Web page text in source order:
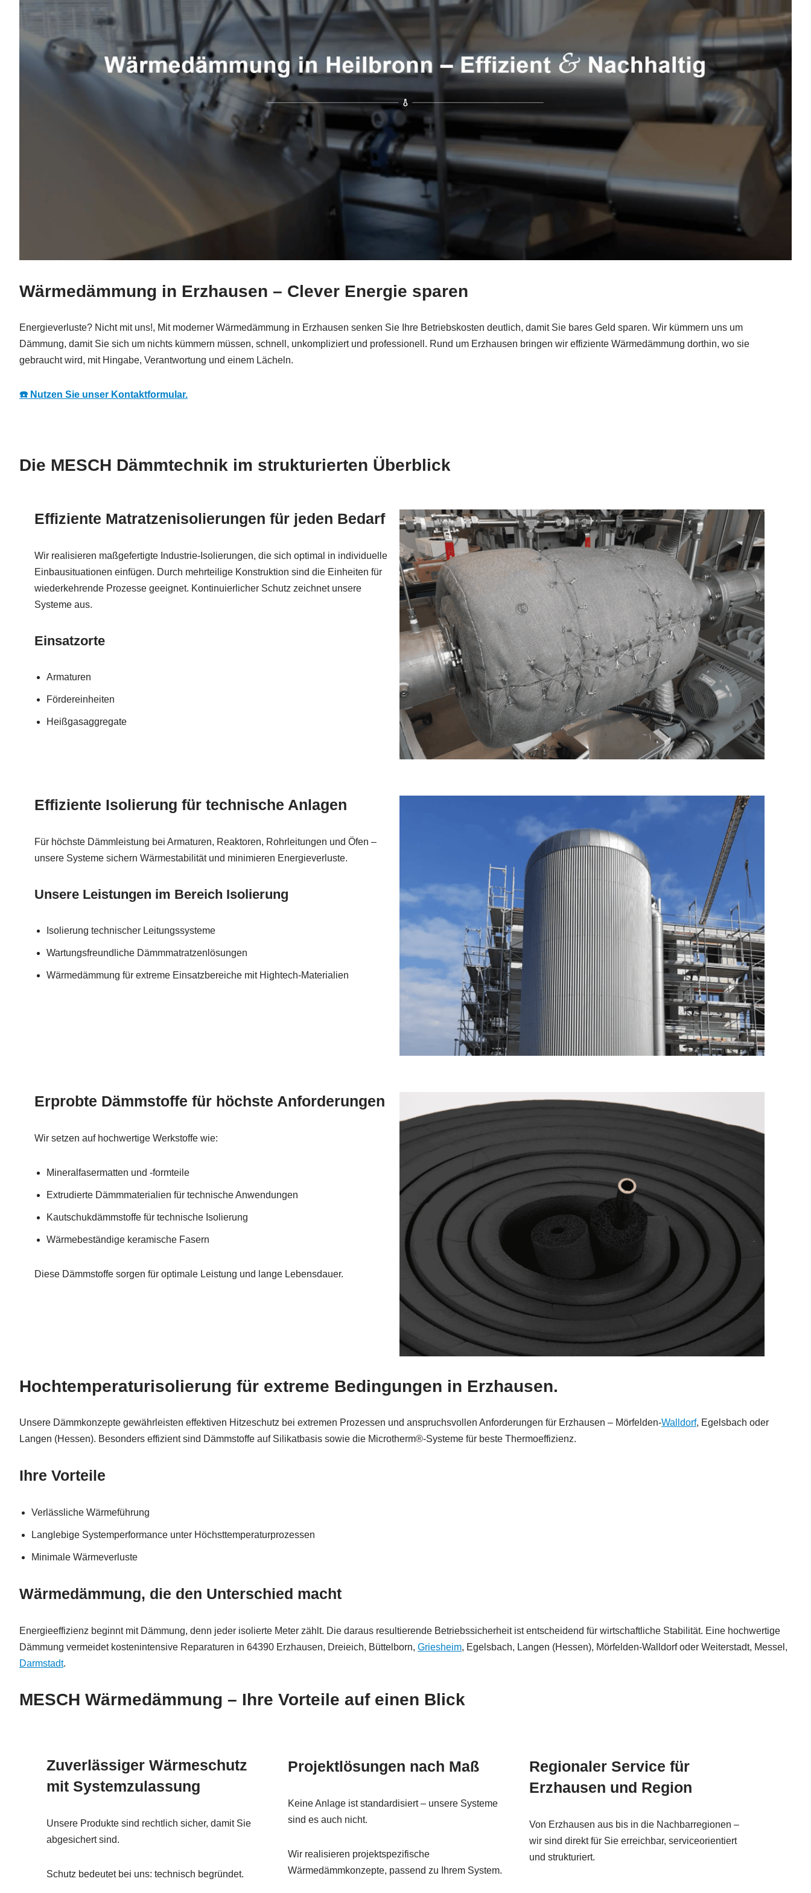
Wärmedämmung in Erzhausen – Clever Energie sparen
Energieverluste? Nicht mit uns!, Mit moderner Wärmedämmung in Erzhausen senken Sie Ihre Betriebskosten deutlich, damit Sie bares Geld sparen. Wir kümmern uns um
Dämmung, damit Sie sich um nichts kümmern müssen, schnell, unkompliziert und professionell. Rund um Erzhausen bringen wir effiziente Wärmedämmung dorthin, wo sie
gebraucht wird, mit Hingabe, Verantwortung und einem Lächeln.
☎️ Nutzen Sie unser Kontaktformular.
Die MESCH Dämmtechnik im strukturierten Überblick
Effiziente Matratzenisolierungen für jeden Bedarf
Wir realisieren maßgefertigte Industrie-Isolierungen, die sich optimal in individuelle
Einbausituationen einfügen. Durch mehrteilige Konstruktion sind die Einheiten für
wiederkehrende Prozesse geeignet. Kontinuierlicher Schutz zeichnet unsere
Systeme aus.
Einsatzorte
Armaturen
Fördereinheiten
Heißgasaggregate
Effiziente Isolierung für technische Anlagen
Für höchste Dämmleistung bei Armaturen, Reaktoren, Rohrleitungen und Öfen –
unsere Systeme sichern Wärmestabilität und minimieren Energieverluste.
Unsere Leistungen im Bereich Isolierung
Isolierung technischer Leitungssysteme
Wartungsfreundliche Dämmmatratzenlösungen
Wärmedämmung für extreme Einsatzbereiche mit Hightech-Materialien
Erprobte Dämmstoffe für höchste Anforderungen
Wir setzen auf hochwertige Werkstoffe wie:
Mineralfasermatten und -formteile
Extrudierte Dämmmaterialien für technische Anwendungen
Kautschukdämmstoffe für technische Isolierung
Wärmebeständige keramische Fasern
Diese Dämmstoffe sorgen für optimale Leistung und lange Lebensdauer.
Hochtemperaturisolierung für extreme Bedingungen in Erzhausen.
Unsere Dämmkonzepte gewährleisten effektiven Hitzeschutz bei extremen Prozessen und anspruchsvollen Anforderungen für Erzhausen – Mörfelden-Walldorf, Egelsbach oder
Langen (Hessen). Besonders effizient sind Dämmstoffe auf Silikatbasis sowie die Microtherm®-Systeme für beste Thermoeffizienz.
Ihre Vorteile
Verlässliche Wärmeführung
Langlebige Systemperformance unter Höchsttemperaturprozessen
Minimale Wärmeverluste
Wärmedämmung, die den Unterschied macht
Energieeffizienz beginnt mit Dämmung, denn jeder isolierte Meter zählt. Die daraus resultierende Betriebssicherheit ist entscheidend für wirtschaftliche Stabilität. Eine hochwertige
Dämmung vermeidet kostenintensive Reparaturen in 64390 Erzhausen, Dreieich, Büttelborn, Griesheim, Egelsbach, Langen (Hessen), Mörfelden-Walldorf oder Weiterstadt, Messel,
Darmstadt.
MESCH Wärmedämmung – Ihre Vorteile auf einen Blick
Zuverlässiger Wärmeschutz
mit Systemzulassung
Unsere Produkte sind rechtlich sicher, damit Sie
abgesichert sind.
Schutz bedeutet bei uns: technisch begründet.
Projektlösungen nach Maß
Keine Anlage ist standardisiert – unsere Systeme
sind es auch nicht.
Wir realisieren projektspezifische
Wärmedämmkonzepte, passend zu Ihrem System.
Regionaler Service für
Erzhausen und Region
Von Erzhausen aus bis in die Nachbarregionen –
wir sind direkt für Sie erreichbar, serviceorientiert
und strukturiert.